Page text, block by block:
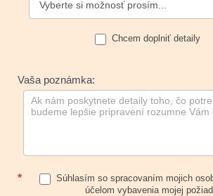
Chcem doplniť detaily
Vaša poznámka:
*
Súhlasím so spracovaním mojich
účelom vybavenia mojej